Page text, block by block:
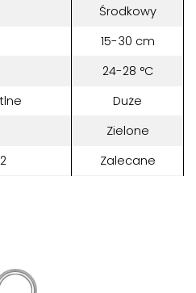
Środkowy
15-30 cm
24-28 °C
Duże
Zielone
Zalecane